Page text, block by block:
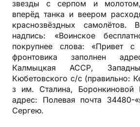
звезды с серпом и молотом,
вперёд танка и веером
краснозвёздных самолётов.
надпись: «Воинское
покрупнее слова: «Привет с
фронтовика заполнен
Калмыцкая АССР,
Кюбетовского с/с (правильно:
з им. Сталина,
адрес: Полевая почта 34480-
Сергею.